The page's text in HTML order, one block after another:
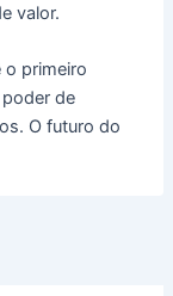
valor.
o primeiro
de
O futuro do